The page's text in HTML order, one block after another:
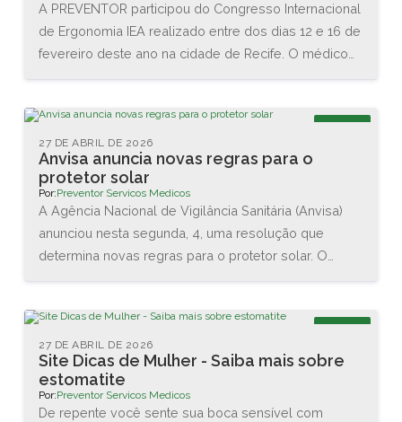
A PREVENTOR participou do Congresso Internacional
de Ergonomia IEA realizado entre dos dias 12 e 16 de
fevereiro deste ano na cidade de Recife. O médico
Maurício, da DCA Ergonomia, e juntos conheceram as
novas tecnologias disponíveis na área. Também
assistiram diversas palestras sobre as interações
entre o homem e o trabalho.
Anvisa anuncia novas regras para o
protetor solar
27 DE ABRIL DE 2026
Por:Preventor Servicos Medicos
A Agência Nacional de Vigilância Sanitária (Anvisa)
anunciou nesta segunda, 4, uma resolução que
determina novas regras para o protetor solar. O
mínimo do Fator de Proteção Solar (FPS), que vai
aumentar de 2 para 6, e na proteção contra os raios
UVA, que agora terá que ser de no mínimo 1/3 do
valor do FPS declarado.
Site Dicas de Mulher - Saiba mais sobre
estomatite
27 DE ABRIL DE 2026
Por:Preventor Servicos Medicos
De repente você sente sua boca sensível com